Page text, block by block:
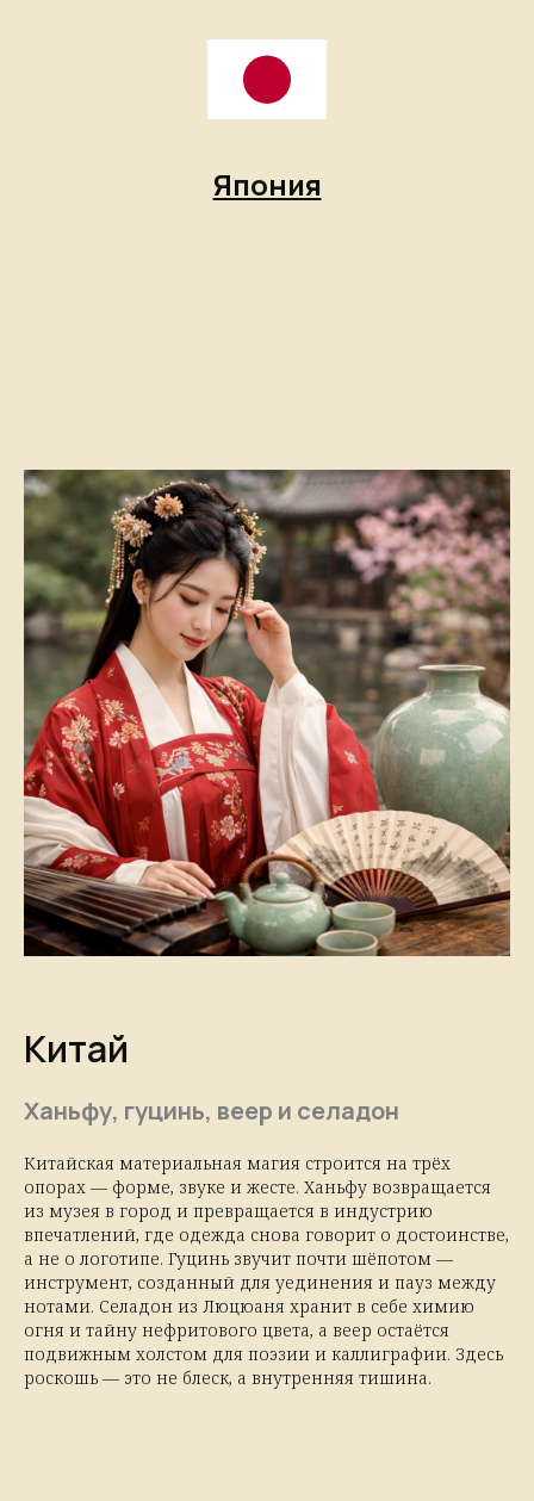
Япония
Китай
Ханьфу, гуцинь, веер и селадон
Китайская материальная магия строится на трёх
опорах — форме, звуке и жесте. Ханьфу возвращается
из музея в город и превращается в индустрию
впечатлений, где одежда снова говорит о достоинстве,
а не о логотипе. Гуцинь звучит почти шёпотом —
инструмент, созданный для уединения и пауз между
нотами. Селадон из Люцюаня хранит в себе химию
огня и тайну нефритового цвета, а веер остаётся
подвижным холстом для поэзии и каллиграфии. Здесь
роскошь — это не блеск, а внутренняя тишина.